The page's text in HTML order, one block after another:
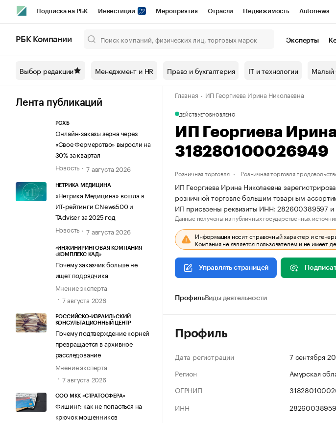
Подписка на РБК Инвестиции Мероприятия Отрасли Недвижимость Autonews
Спецпроекты СПб Конференции СПб Спецпроекты Проверка контрагентов
Технологии и медиа Рынок наличной валюты
РБК Компании Эксперты
Выбор редакции Менеджмент и HR Право и бухгалтерия IT и технологии Малый
Лента публикаций
РСХБ
Онлайн-заказы зерна через
«Свое Фермерство» выросли на
30% за квартал
Новость
7 августа 2026
НЕТРИКА МЕДИЦИНА
«Нетрика Медицина» вошла в
ИТ-рейтинги CNews500 и
TAdviser за 2025 год
Новость
7 августа 2026
«ИНЖИНИРИНГОВАЯ КОМПАНИЯ
«КОМПЛЕКС КАД»
Почему заказчик больше не
ищет подрядчика
Мнение эксперта
7 августа 2026
РОССИЙСКО-ИЗРАИЛЬСКИЙ
КОНСУЛЬТАЦИОННЫЙ ЦЕНТР
Почему подтверждение корней
превращается в архивное
расследование
Мнение эксперта
7 августа 2026
ООО МКК «СТРАТОСФЕРА»
Фишинг: как не попасться на
крючок мошенников
Главная ИП Георгиева Ирина Николаевна
ДЕЙСТВУЕТОБНОВЛЕНО
ИП Георгиева
318280100026949
Розничная торговля Розничная торговля
ИП Георгиева Ирина Николаевна
розничной торговле большим товарным
ИП присвоены реквизиты ИНН: 282600389597
Данные получены из публичных государственных
Информация носит справочный характер и
Компания не является пользователем и не имеет
Управлять страницей
ПрофильВиды деятельности
Профиль
Дата регистрации
7 сентября
Регион
Амурская
ОГРНИП
ИНН